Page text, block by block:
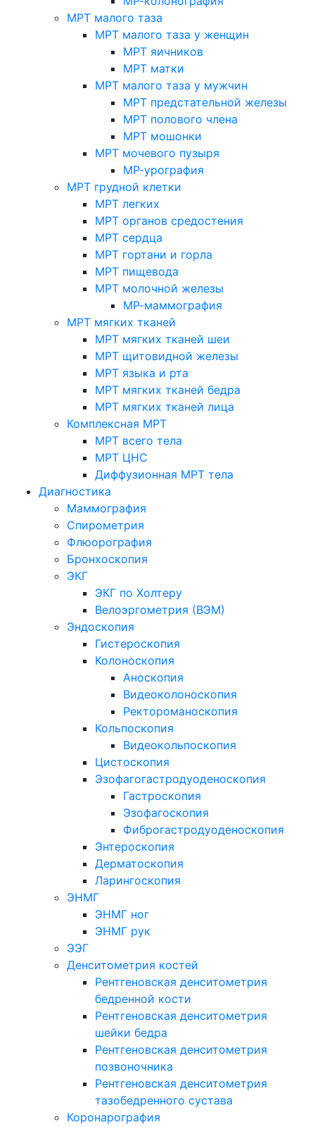
МРТ малого таза
МРТ малого таза у женщин
МРТ яичников
МРТ матки
МРТ малого таза у мужчин
МРТ предстательной железы
МРТ полового члена
МРТ мошонки
МРТ мочевого пузыря
МР-урография
МРТ грудной клетки
МРТ легких
МРТ органов средостения
МРТ сердца
МРТ гортани и горла
МРТ пищевода
МРТ молочной железы
МР-маммография
МРТ мягких тканей
МРТ мягких тканей шеи
МРТ щитовидной железы
МРТ языка и рта
МРТ мягких тканей бедра
МРТ мягких тканей лица
Комплексная МРТ
МРТ всего тела
МРТ ЦНС
Диффузионная МРТ тела
Диагностика
Маммография
Спирометрия
Флюорография
Бронхоскопия
ЭКГ
ЭКГ по Холтеру
Велоэргометрия (ВЭМ)
Эндоскопия
Гистероскопия
Колоноскопия
Аноскопия
Видеоколоноскопия
Ректороманоскопия
Кольпоскопия
Видеокольпоскопия
Цистоскопия
Эзофагогастродуоденоскопия
Гастроскопия
Эзофагоскопия
Фиброгастродуоденоскопия
Энтероскопия
Дерматоскопия
Ларингоскопия
ЭНМГ
ЭНМГ ног
ЭНМГ рук
ЭЭГ
Денситометрия костей
Рентгеновская денситометрия
бедренной кости
Рентгеновская денситометрия
шейки бедра
Рентгеновская денситометрия
позвоночника
Рентгеновская денситометрия
тазобедренного сустава
Коронарография